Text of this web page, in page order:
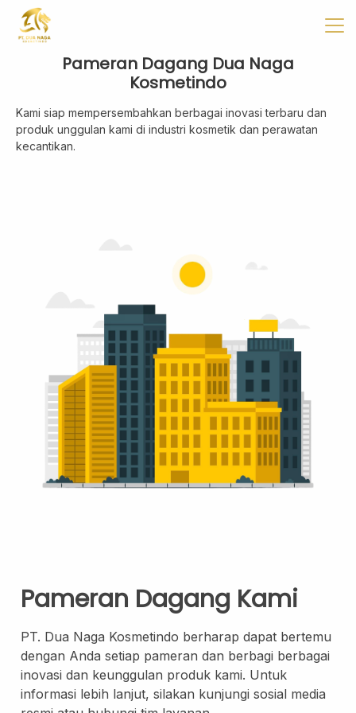
Beranda ✖
Pabrikan
Face Care
Skincare Set
Face Oil
Facial Serum
Skincare Cream
Makeup Remover
Face Toner
Cleanser
Face Scrub
Face Mask
Sunscreen
Lip Care
Lip Scrub
Lip Oil
Pameran Dagang Dua Naga
Kosmetindo
Kami siap mempersembahkan berbagai inovasi terbaru dan
produk unggulan kami di industri kosmetik dan perawatan
kecantikan.
Pameran Dagang Kami
PT. Dua Naga Kosmetindo berharap dapat bertemu
dengan Anda setiap pameran dan berbagi berbagai
inovasi dan keunggulan produk kami. Untuk
informasi lebih lanjut, silakan kunjungi sosial media